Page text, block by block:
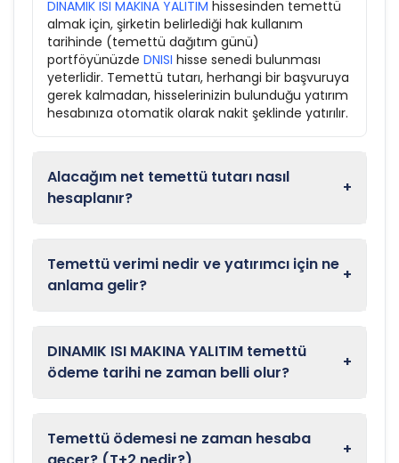
DINAMIK ISI MAKINA YALITIM hissesinden temettü
almak için, şirketin belirlediği hak kullanım
tarihinde (temettü dağıtım günü)
portföyünüzde DNISI hisse senedi bulunması
yeterlidir. Temettü tutarı, herhangi bir başvuruya
gerek kalmadan, hisselerinizin bulunduğu yatırım
hesabınıza otomatik olarak nakit şeklinde yatırılır.
Alacağım net temettü tutarı nasıl
hesaplanır?
+
Temettü verimi nedir ve yatırımcı için ne
anlama gelir?
+
DINAMIK ISI MAKINA YALITIM temettü
ödeme tarihi ne zaman belli olur?
+
Temettü ödemesi ne zaman hesaba
+